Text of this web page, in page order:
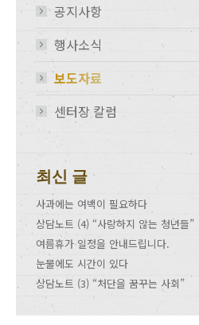
공지사항
행사소식
보도자료
센터장 칼럼
최신 글
사과에는 여백이 필요하다
상담노트 (4) “사랑하지 않는 청년들”
여름휴가 일정을 안내드립니다.
눈물에도 시간이 있다
상담노트 (3) “처단을 꿈꾸는 사회”